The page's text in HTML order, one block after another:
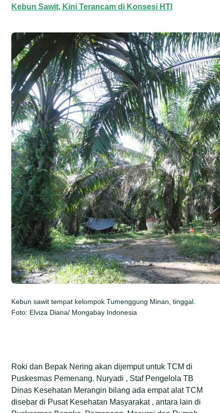
Kebun Sawit, Kini Terancam di Konsesi HTI
Kebun sawit tempat kelompok Tumenggung Minan, tinggal.
Foto: Elviza Diana/ Mongabay Indonesia
Roki dan Bepak Nering akan dijemput untuk TCM di
Puskesmas Pemenang. Nuryadi , Staf Pengelola TB
Dinas Kesehatan Merangin bilang ada empat alat TCM
disebar di Pusat Kesehatan Masyarakat , antara lain di